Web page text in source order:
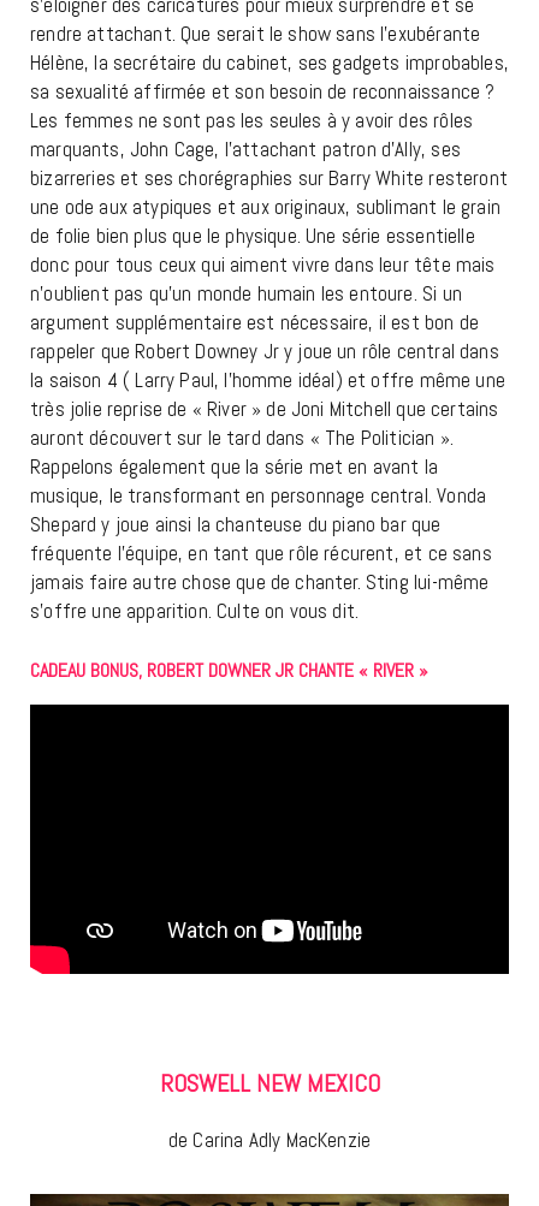
s’éloigner des caricatures pour mieux surprendre et se
rendre attachant. Que serait le show sans l’exubérante
Hélène, la secrétaire du cabinet, ses gadgets improbables,
sa sexualité affirmée et son besoin de reconnaissance ?
Les femmes ne sont pas les seules à y avoir des rôles
marquants, John Cage, l’attachant patron d’Ally, ses
bizarreries et ses chorégraphies sur Barry White resteront
une ode aux atypiques et aux originaux, sublimant le grain
de folie bien plus que le physique. Une série essentielle
donc pour tous ceux qui aiment vivre dans leur tête mais
n’oublient pas qu’un monde humain les entoure. Si un
argument supplémentaire est nécessaire, il est bon de
rappeler que Robert Downey Jr y joue un rôle central dans
la saison 4 ( Larry Paul, l’homme idéal) et offre même une
très jolie reprise de « River » de Joni Mitchell que certains
auront découvert sur le tard dans « The Politician ».
Rappelons également que la série met en avant la
musique, le transformant en personnage central. Vonda
Shepard y joue ainsi la chanteuse du piano bar que
fréquente l’équipe, en tant que rôle récurent, et ce sans
jamais faire autre chose que de chanter. Sting lui-même
s’offre une apparition. Culte on vous dit.
CADEAU BONUS, ROBERT DOWNER JR CHANTE « RIVER »
ROSWELL NEW MEXICO
de Carina Adly MacKenzie